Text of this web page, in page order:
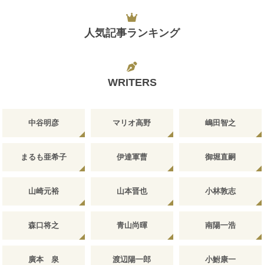
人気記事ランキング
WRITERS
中谷明彦 マリオ高野 嶋田智之
まるも亜希子 伊達軍曹 御堀直嗣
山崎元裕 山本晋也 小林敦志
森口将之 青山尚暉 南陽一浩
廣本 泉 渡辺陽一郎 小鮒康一